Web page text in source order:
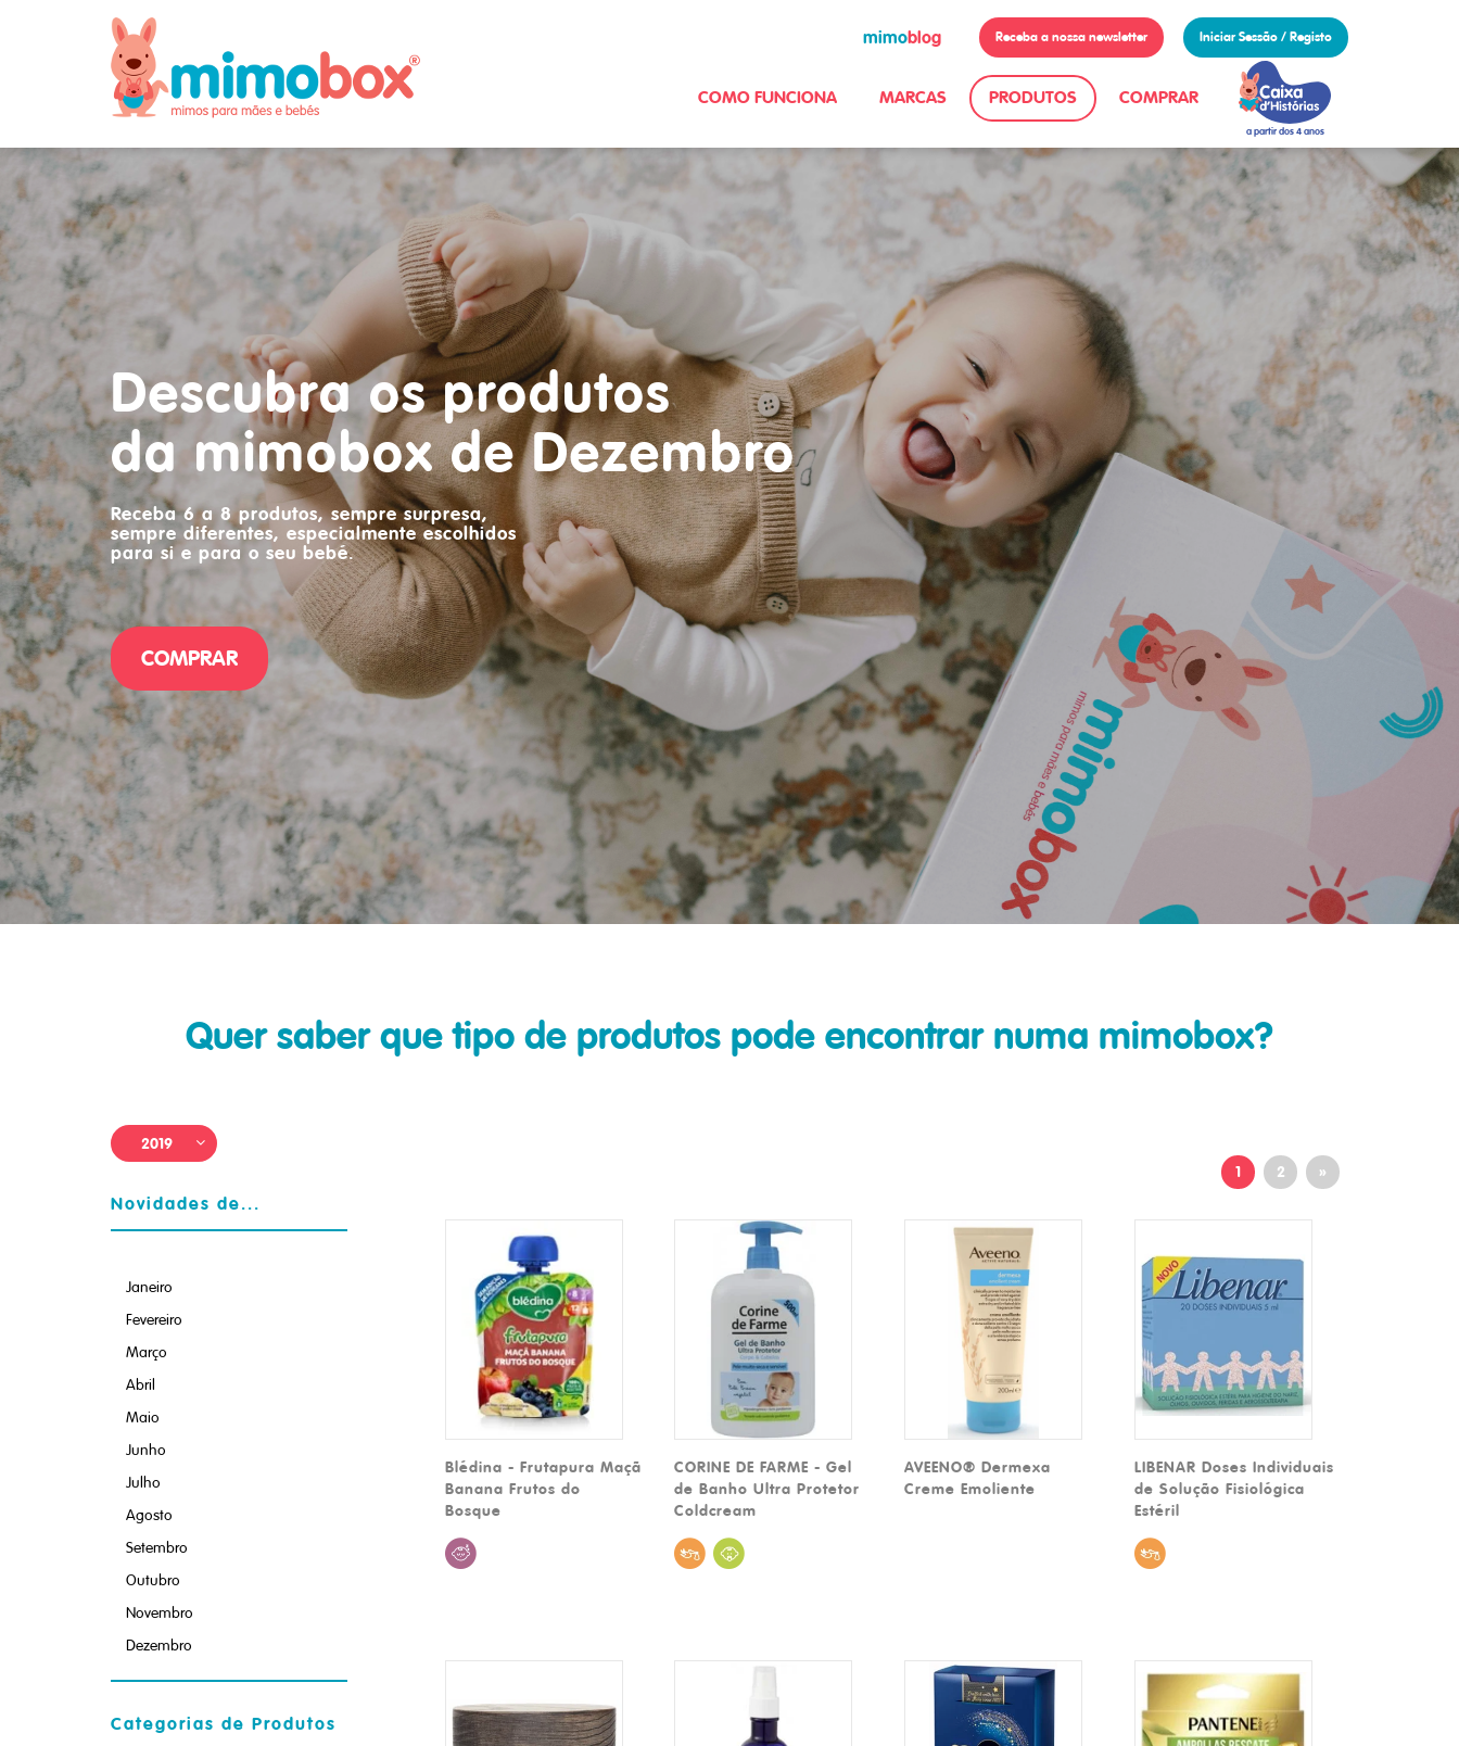
mimoblog Receba a nossa newsletter Iniciar Sessão / Registo
COMO FUNCIONA MARCAS PRODUTOS COMPRAR
a partir dos 4 anos
Descubra os produtos
da mimobox de Dezembro
Receba 6 a 8 produtos, sempre surpresa,
sempre diferentes, especialmente escolhidos
para si e para o seu bebé.
COMPRAR
Quer saber que tipo de produtos pode encontrar numa mimobox?
2019
Novidades de...
Janeiro
Fevereiro
Março
Abril
Maio
Junho
Julho
Agosto
Setembro
Outubro
Novembro
Dezembro
Categorias de Produtos
1 2 »
Blédina - Frutapura Maçã
Banana Frutos do
Bosque
CORINE DE FARME - Gel
de Banho Ultra Protetor
Coldcream
AVEENO® Dermexa
Creme Emoliente
LIBENAR Doses Individuais
de Solução Fisiológica
Estéril